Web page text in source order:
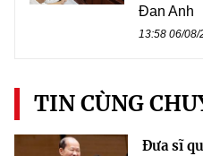
Đan Anh
13:58 06/08/
TIN CÙNG
Đưa sĩ